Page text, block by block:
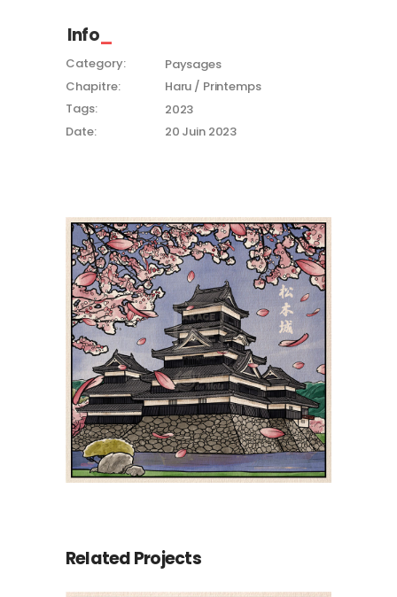
Info
Category:
Paysages
Chapitre:
Haru / Printemps
Tags:
2023
Date:
20 Juin 2023
Related Projects